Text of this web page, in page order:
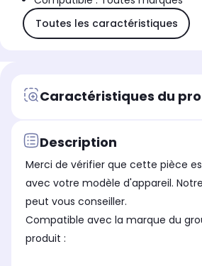
Toutes les caractéristiques
Caractéristiques du
Description
Merci de vérifier que cette pièce
avec votre modèle d'appareil.
peut vous conseiller.
Compatible avec la marque du groupe :
produit :